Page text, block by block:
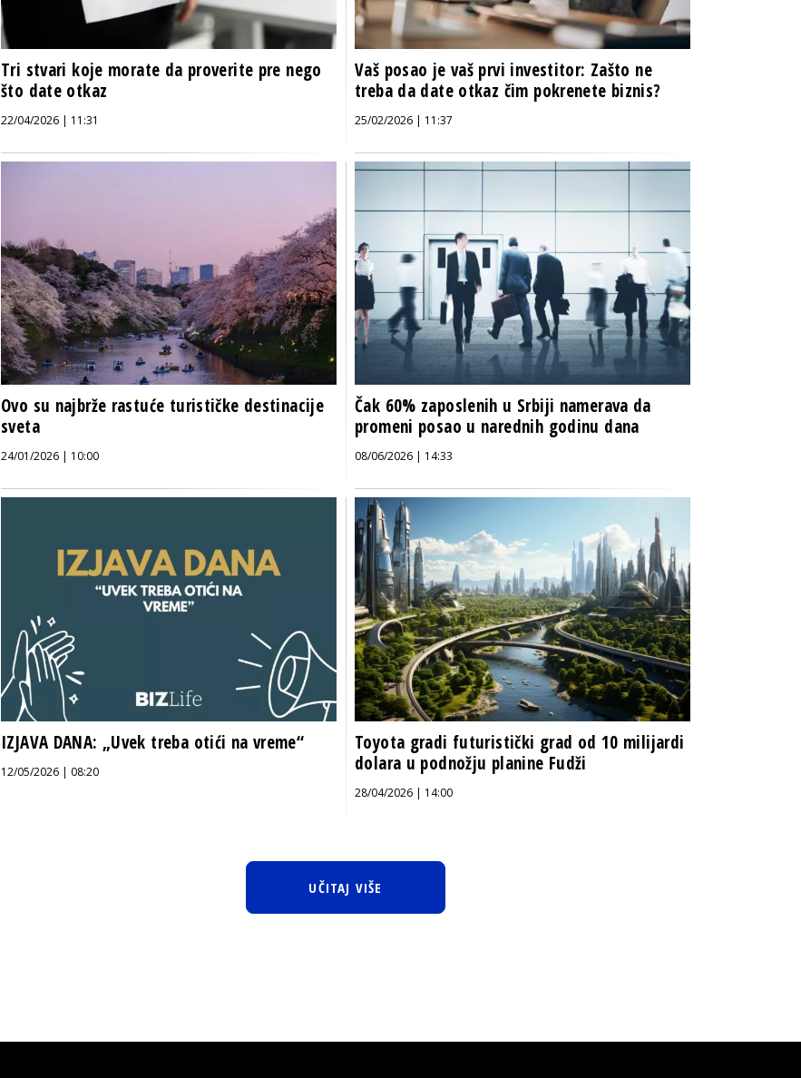
Tri stvari koje morate da proverite pre nego
što date otkaz
22/04/2026 | 11:31
Vaš posao je vaš prvi investitor: Zašto ne
treba da date otkaz čim pokrenete biznis?
25/02/2026 | 11:37
Ovo su najbrže rastuće turističke destinacije
sveta
24/01/2026 | 10:00
Čak 60% zaposlenih u Srbiji namerava da
promeni posao u narednih godinu dana
08/06/2026 | 14:33
IZJAVA DANA: „Uvek treba otići na vreme“
12/05/2026 | 08:20
Toyota gradi futuristički grad od 10 milijardi
dolara u podnožju planine Fudži
28/04/2026 | 14:00
UČITAJ VIŠE